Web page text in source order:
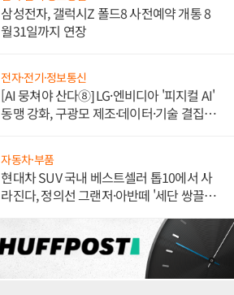
삼성전자, 갤럭시Z 폴드8 사전예약 개통 8
월31일까지 연장
전자·전기·정보통신
[AI 뭉쳐야 산다⑧] LG·엔비디아 '피지컬 AI'
동맹 강화, 구광모 제조·데이터·기술 결집
자동차·부품
현대차 SUV 국내 베스트셀러 톱10에서 사
라진다, 정의선 그랜저·아반떼 '세단 쌍끌